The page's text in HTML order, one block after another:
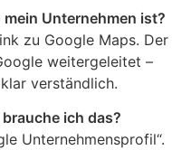
Unternehmen ist?
zu Google Maps. Der
weitergeleitet –
verständlich.
ich das?
Unternehmensprofil“.